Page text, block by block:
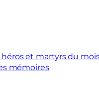
et martyrs du
mémoires